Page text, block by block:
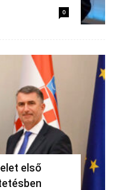
0
első